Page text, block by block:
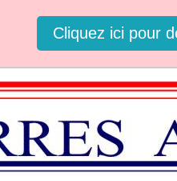
Cliquez ici pour